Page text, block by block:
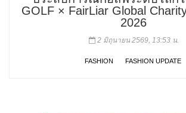
GOLF × FairLiar Global
2026
2 มิถุนายน 2569, 13:53 น.
FASHION FASHION UPDATE